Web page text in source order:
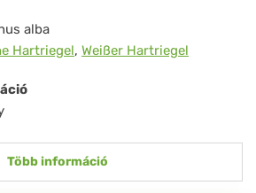
alba
Hartriegel, Weißer Hartriegel
Több információ